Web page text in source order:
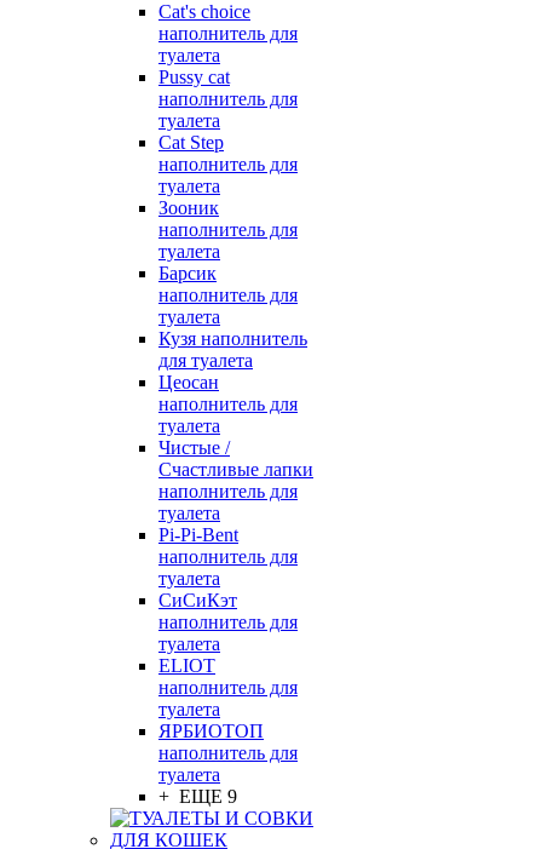
Cat's choice
наполнитель для
туалета
Pussy cat
наполнитель для
туалета
Cat Step
наполнитель для
туалета
Зооник
наполнитель для
туалета
Барсик
наполнитель для
туалета
Кузя наполнитель
для туалета
Цеосан
наполнитель для
туалета
Чистые /
Счастливые лапки
наполнитель для
туалета
Pi-Pi-Bent
наполнитель для
туалета
СиСиКэт
наполнитель для
туалета
ELIOT
наполнитель для
туалета
ЯРБИОТОП
наполнитель для
туалета
+ ЕЩЕ 9